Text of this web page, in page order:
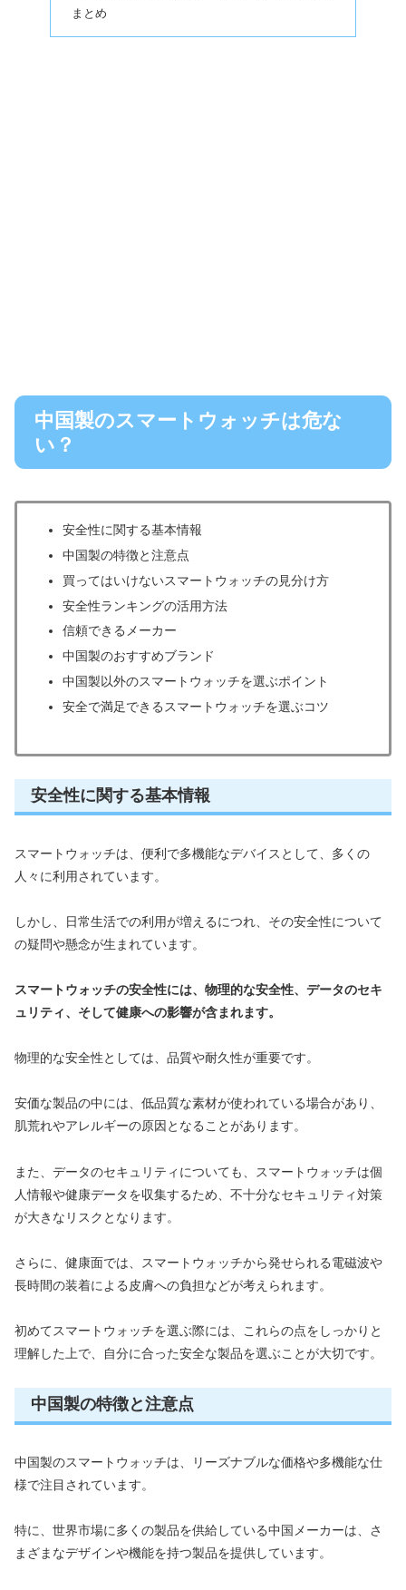
まとめ
中国製のスマートウォッチは危な
い？
安全性に関する基本情報
中国製の特徴と注意点
買ってはいけないスマートウォッチの見分け方
安全性ランキングの活用方法
信頼できるメーカー
中国製のおすすめブランド
中国製以外のスマートウォッチを選ぶポイント
安全で満足できるスマートウォッチを選ぶコツ
安全性に関する基本情報
スマートウォッチは、便利で多機能なデバイスとして、多くの
人々に利用されています。
しかし、日常生活での利用が増えるにつれ、その安全性について
の疑問や懸念が生まれています。
スマートウォッチの安全性には、物理的な安全性、データのセキ
ュリティ、そして健康への影響が含まれます。
物理的な安全性としては、品質や耐久性が重要です。
安価な製品の中には、低品質な素材が使われている場合があり、
肌荒れやアレルギーの原因となることがあります。
また、データのセキュリティについても、スマートウォッチは個
人情報や健康データを収集するため、不十分なセキュリティ対策
が大きなリスクとなります。
さらに、健康面では、スマートウォッチから発せられる電磁波や
長時間の装着による皮膚への負担などが考えられます。
初めてスマートウォッチを選ぶ際には、これらの点をしっかりと
理解した上で、自分に合った安全な製品を選ぶことが大切です。
中国製の特徴と注意点
中国製のスマートウォッチは、リーズナブルな価格や多機能な仕
様で注目されています。
特に、世界市場に多くの製品を供給している中国メーカーは、さ
まざまなデザインや機能を持つ製品を提供しています。